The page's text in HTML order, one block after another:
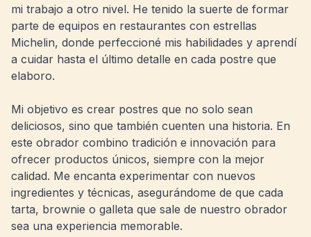
mi trabajo a otro nivel. He tenido la suerte de formar
parte de equipos en restaurantes con estrellas
Michelin, donde perfeccioné mis habilidades y aprendí
a cuidar hasta el último detalle en cada postre que
elaboro.
Mi objetivo es crear postres que no solo sean
deliciosos, sino que también cuenten una historia. En
este obrador combino tradición e innovación para
ofrecer productos únicos, siempre con la mejor
calidad. Me encanta experimentar con nuevos
ingredientes y técnicas, asegurándome de que cada
tarta, brownie o galleta que sale de nuestro obrador
sea una experiencia memorable.